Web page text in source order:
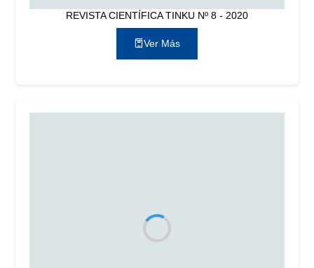
REVISTA CIENTÍFICA TINKU Nº 8 - 2020
Ver Más